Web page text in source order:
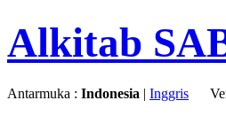
Alkitab
Antarmuka : Indonesia | Inggris